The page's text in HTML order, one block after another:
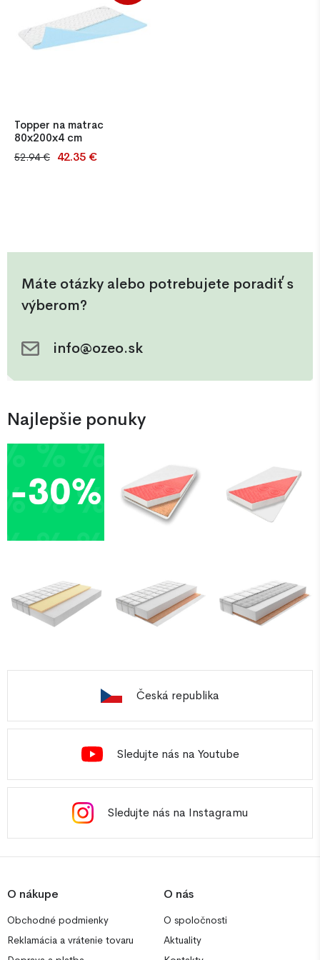
Topper na matrac
80x200x4 cm
Topper na matrac
52.94 € 42.35 €
Máte otázky alebo potrebujete poradiť s
výberom?
info@ozeo.sk
Najlepšie ponuky
Česká republika
Sledujte nás na Youtube
Sledujte nás na Instagramu
O nákupe
Obchodné podmienky
Reklamácia a vrátenie tovaru
O nás
O spoločnosti
Aktuality